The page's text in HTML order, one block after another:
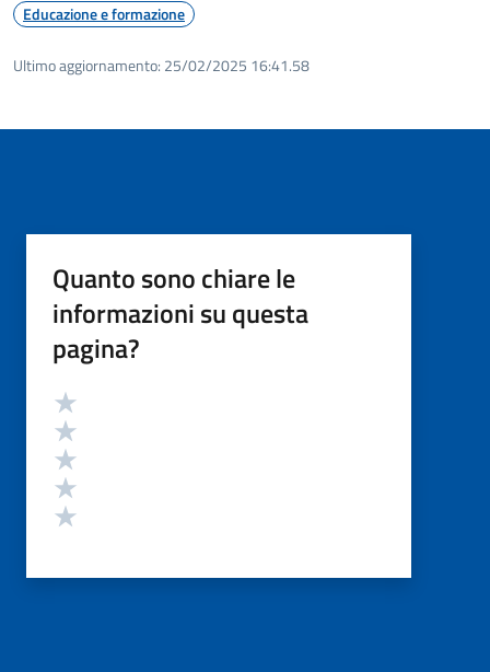
Educazione e formazione
Ultimo aggiornamento: 25/02/2025 16:41.58
Quanto sono chiare le
informazioni su questa
pagina?
Valutazione